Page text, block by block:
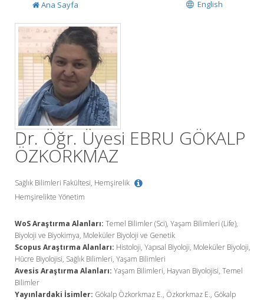
English
Ana Sayfa
Dr. Öğr. Üyesi EBRU GÖKALP
ÖZKORKMAZ
Sağlık Bilimleri Fakültesi, Hemşirelik
Hemşirelikte Yönetim
WoS Araştırma Alanları: Temel Bilimler (Sci), Yaşam Bilimleri (Life),
Biyoloji ve Biyokimya, Moleküler Biyoloji ve Genetik
Scopus Araştırma Alanları: Histoloji, Yapısal Biyoloji, Moleküler Biyoloji,
Hücre Biyolojisi, Sağlık Bilimleri, Yaşam Bilimleri
Avesis Araştırma Alanları: Yaşam Bilimleri, Hayvan Biyolojisi, Temel
Bilimler
Yayınlardaki İsimler: Gökalp Özkorkmaz E., Özkorkmaz E., Gökalp